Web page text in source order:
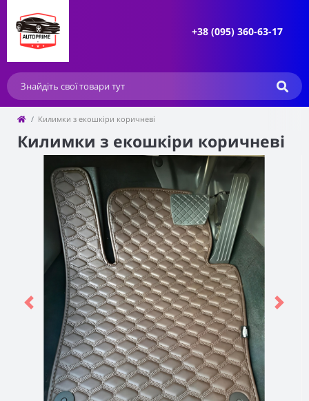
+38 (095) 360-63-17
Килимки з екошкіри коричневі
Килимки з екошкіри коричневі
Previous Next